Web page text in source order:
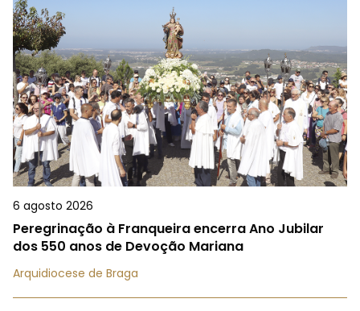
6 agosto 2026
Peregrinação à Franqueira encerra Ano Jubilar
dos 550 anos de Devoção Mariana
Arquidiocese de Braga